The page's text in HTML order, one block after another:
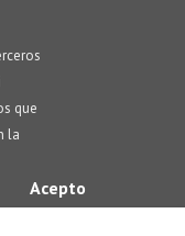
que
la
Acepto